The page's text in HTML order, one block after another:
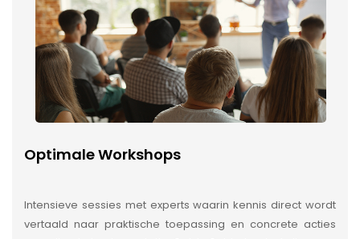
Optimale Workshops
Intensieve sessies met experts waarin kennis direct wordt
vertaald naar praktische toepassing en concrete acties